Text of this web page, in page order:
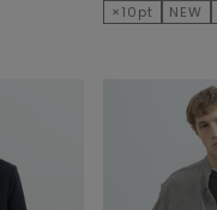
×10pt NEW